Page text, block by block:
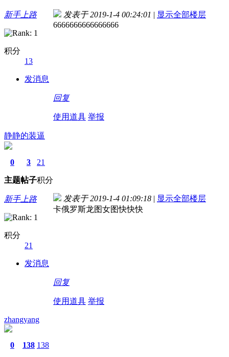
新手上路
积分
13
发消息
发表于 2019-1-4 00:24:01 | 显示全部楼层
6666666666666666
回复
使用道具 举报
静静的装逼
0
主题
3
帖子
21
积分
新手上路
积分
21
发消息
发表于 2019-1-4 01:09:18 | 显示全部楼层
卡俄罗斯龙图女图快快快
回复
使用道具 举报
zhangyang
0 138 138